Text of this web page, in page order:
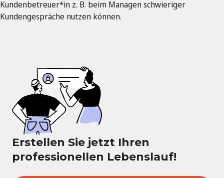
Kundenbetreuer*in z. B. beim Managen schwieriger
Kundengespräche nutzen können.
Erstellen Sie jetzt Ihren
professionellen Lebenslauf!